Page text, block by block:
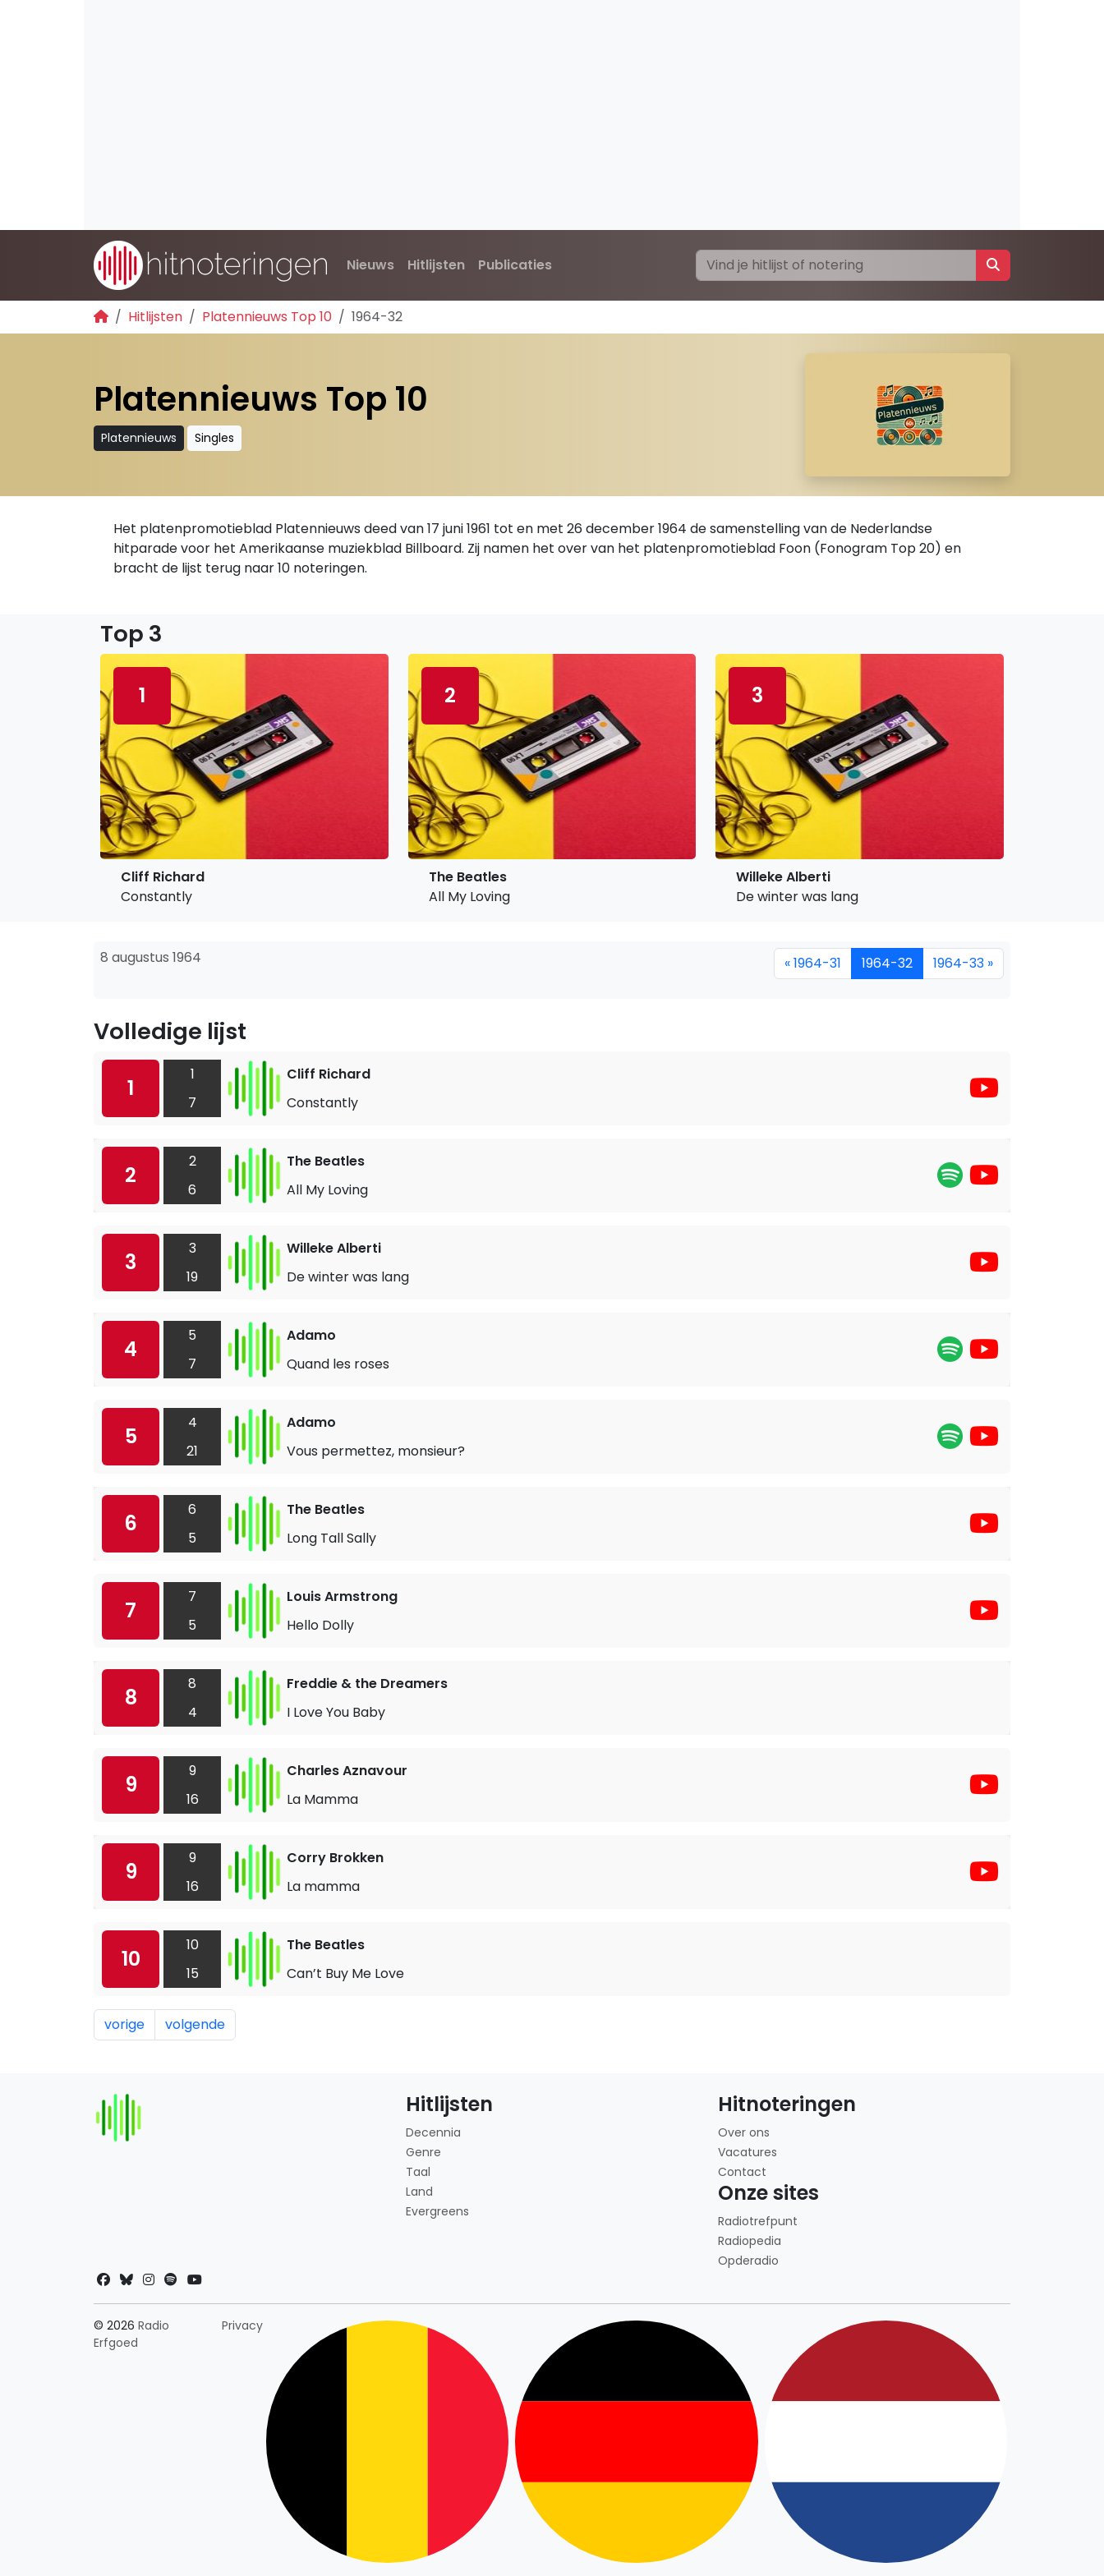
Nieuws Hitlijsten Publicaties
Hitlijsten Platennieuws Top 10 1964-32
Platennieuws Top 10
Platennieuws Singles
Het platenpromotieblad Platennieuws deed van 17 juni 1961 tot en met 26 december 1964 de samenstelling van de Nederlandse
hitparade voor het Amerikaanse muziekblad Billboard. Zij namen het over van het platenpromotieblad Foon (Fonogram Top 20) en
bracht de lijst terug naar 10 noteringen.
Top 3
1
Cliff Richard
Constantly
2
The Beatles
All My Loving
3
Willeke Alberti
De winter was lang
8 augustus 1964 « 1964-31 1964-32 1964-33 »
Volledige lijst
1
1
7
Cliff Richard
Constantly
2
2
6
The Beatles
All My Loving
3
3
19
Willeke Alberti
De winter was lang
4
5
7
Adamo
Quand les roses
5
4
21
Adamo
Vous permettez, monsieur?
6
6
5
The Beatles
Long Tall Sally
7
7
5
Louis Armstrong
Hello Dolly
8
8
4
Freddie & the Dreamers
I Love You Baby
9
9
16
Charles Aznavour
La Mamma
9
9
16
Corry Brokken
La mamma
10
10
15
The Beatles
Can’t Buy Me Love
vorige volgende
Hitlijsten
Decennia
Genre
Taal
Land
Evergreens
Hitnoteringen
Over ons
Vacatures
Contact
Onze sites
Radiotrefpunt
Radiopedia
Opderadio
© 2026 Radio
Erfgoed
PrivacyLandkeuze